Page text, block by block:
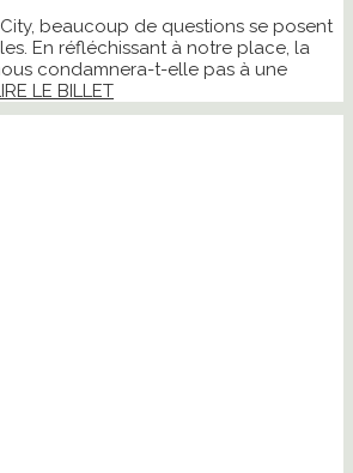
City, beaucoup de questions se posent
En réfléchissant à notre place, la
condamnera-t-elle pas à une
LE BILLET